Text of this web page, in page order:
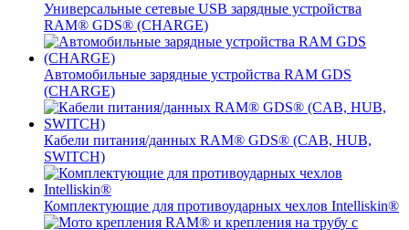
Универсальные сетевые USB зарядные устройства
RAM® GDS® (CHARGE)
Автомобильные зарядные устройства RAM GDS
(CHARGE)
Кабели питания/данных RAM® GDS® (CAB, HUB,
SWITCH)
Комплектующие для противоударных чехлов Intelliskin®